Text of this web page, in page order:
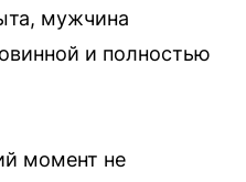
мужчина
и полностью
момент не